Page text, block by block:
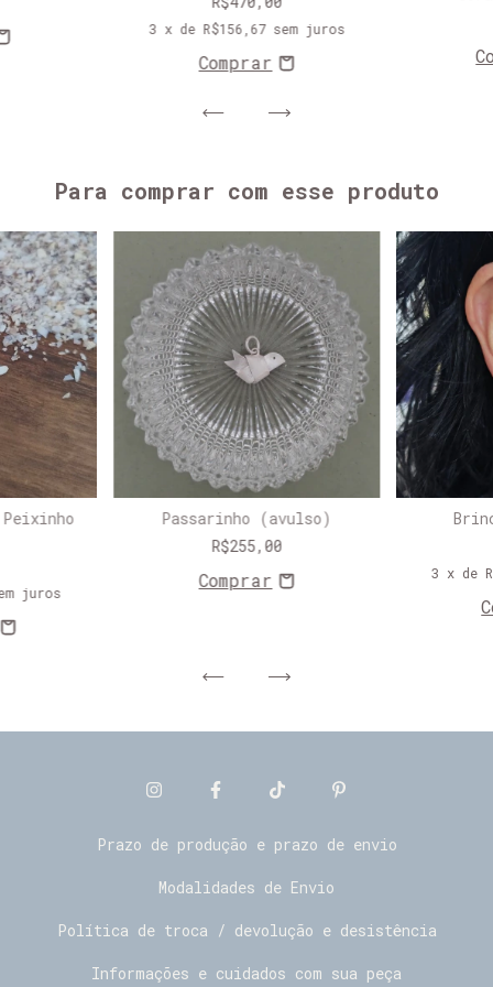
3 x de R$156,67 sem juros
Para comprar com esse produto
juros
Passarinho (avulso)
R$255,00
3 x de
Prazo de produção e prazo de envio
Modalidades de Envio
Política de troca / devolução e desistência
Informações e cuidados com sua peça